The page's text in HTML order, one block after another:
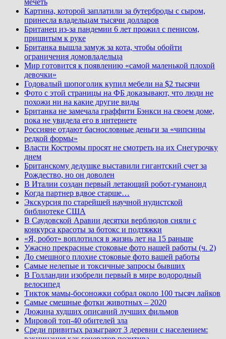
Картина, которой заплатили за бутерброды с сыром,
принесла владельцам тысячи долларов
Британец из-за пандемии 6 лет прожил с пенисом,
пришитым к руке
Британка вышла замуж за кота, чтобы обойти
ограничения домовладельца
Мир готовится к появлению «самой маленькой плохой
девочки»
Годовалый шопоголик купил мебели на $2 тысячи
Фото с этой страницы на ФБ доказывают, что люди не
похожи ни на какие другие виды
Британка не замечала граффити Бэнкси на своем доме,
пока не увидела его в интернете
Россияне отдают баснословные деньги за «чипсины
редкой формы»
Власти Костромы просят не смотреть на их Снегурочку
днем
Британскому дедушке выставили гигантский счет за
Рождество, но он доволен
В Италии создан первый летающий робот-гуманоид
Когда партнер вдвое старше…
Экскурсия по старейшей научной нудистской
библиотеке США
В Саудовской Аравии десятки верблюдов сняли с
конкурса красоты за ботокс и подтяжки
«Я, робот» воплотился в жизнь лет на 15 раньше
Ужасно прекрасные стоковые фото нашей работы (ч. 2)
До смешного плохие стоковые фото вашей работы
Самые нелепые и токсичные запросы бывших
В Голландии изобрели первый в мире водородный
велосипед
Тикток мамы-босоножки собрал около 100 тысяч лайков
Самые смешные фотки животных – 2020
Дюжина худших описаний лучших фильмов
Мировой топ-40 обителей зла
Среди привитых разыграют 3 деревни с населением: